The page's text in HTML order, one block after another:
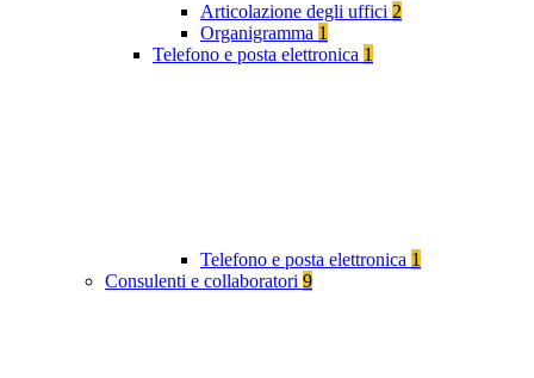
Articolazione degli uffici 2
Organigramma 1
Telefono e posta elettronica 1
Telefono e posta elettronica 1
Consulenti e collaboratori 9